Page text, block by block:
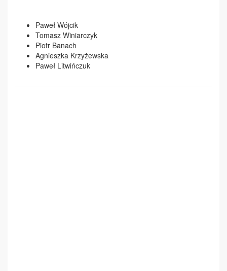
Paweł Wójcik
Tomasz Winiarczyk
Piotr Banach
Agnieszka Krzyżewska
Paweł Litwińczuk